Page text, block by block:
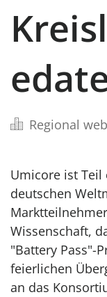
Regional
Umicore ist Teil
deutschen
Wissenschaft,
"Battery Pass"-
feierlichen
an das